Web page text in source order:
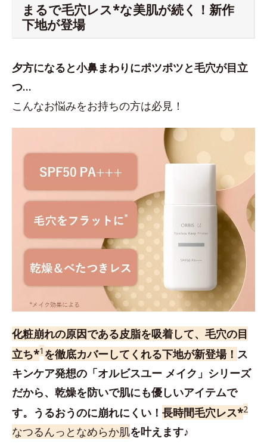
まるで毛穴レス*な美肌が続く！新作
下地が登場
夕方になると小鼻まわりにポツポツと毛穴が目立
つ…
こんなお悩みをお持ちの方は必見！
化粧崩れの原因である皮脂を吸着して、毛穴の目
立ち*1 を徹底カバーしてくれる下地が新登場！ ス
キンケア発想の「オルビスユー メイク」シリーズ
だから、乾燥を防いで肌にも優しいアイテムで
す。うるおうのに崩れにくい！ 長時間毛穴レス*2
なつるんっとなめらか肌を叶えます♪